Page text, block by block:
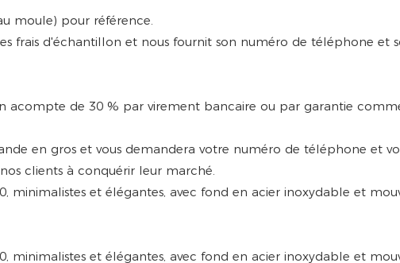
moule) pour référence.
frais d'échantillon et nous fournit son numéro de téléphone et
acompte de 30 % par virement bancaire ou par garantie
en gros et vous demandera votre numéro de téléphone et
clients à conquérir leur marché.